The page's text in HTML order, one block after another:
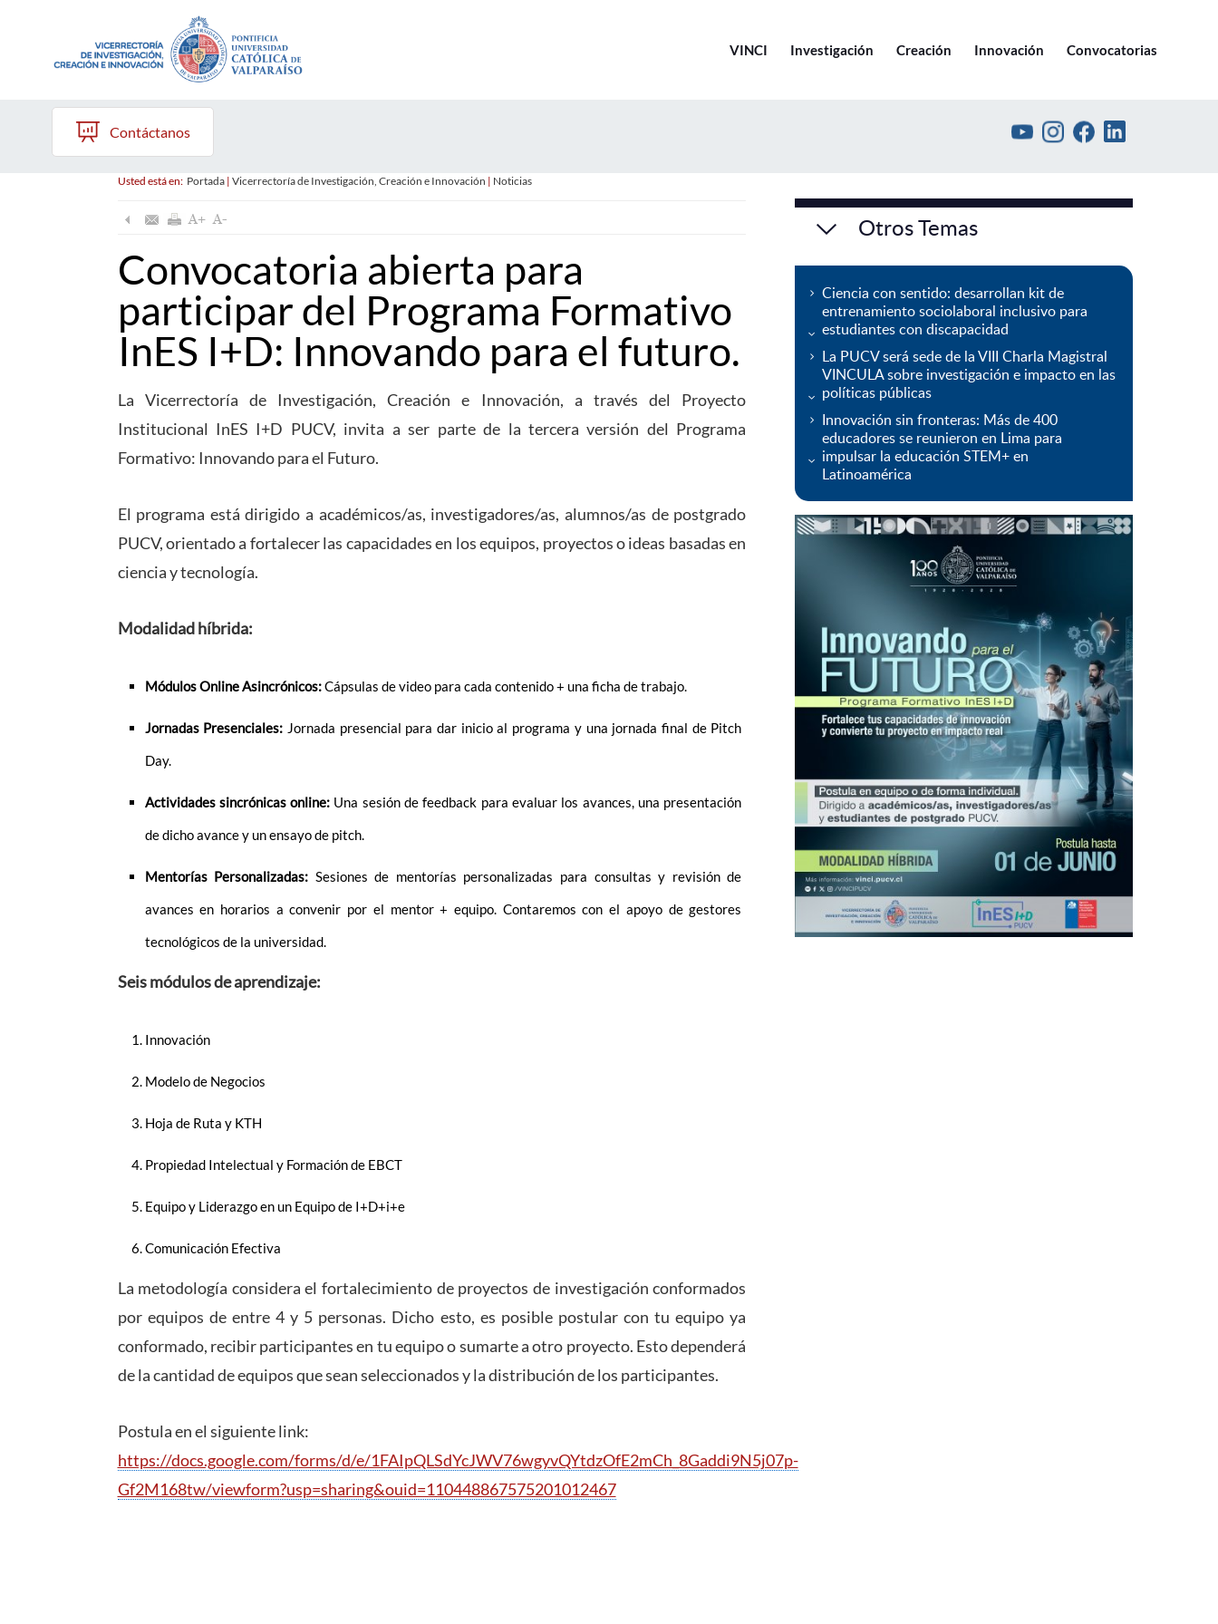
VINCI Investigación Creación Innovación Convocatorias
Contáctanos
Usted está en: Portada| Vicerrectoría de Investigación, Creación e Innovación | Noticias
Convocatoria abierta para
participar del Programa Formativo
InES I+D: Innovando para el futuro.
La Vicerrectoría de Investigación, Creación e Innovación, a través del Proyecto
Institucional InES I+D PUCV, invita a ser parte de la tercera versión del Programa
Formativo: Innovando para el Futuro.
El programa está dirigido a académicos/as, investigadores/as, alumnos/as de postgrado
PUCV, orientado a fortalecer las capacidades en los equipos, proyectos o ideas basadas en
ciencia y tecnología.
Modalidad híbrida:
Módulos Online Asincrónicos:Cápsulas de video para cada contenido + una ficha de trabajo.
Jornadas Presenciales: Jornada presencial para dar inicio al programa y una jornada final de Pitch
Day.
Actividades sincrónicas online: Una sesión de feedback para evaluar los avances, una presentación
de dicho avance y un ensayo de pitch.
Mentorías Personalizadas: Sesiones de mentorías personalizadas para consultas y revisión de
avances en horarios a convenir por el mentor + equipo. Contaremos con el apoyo de gestores
tecnológicos de la universidad.
Seis módulos de aprendizaje:
Innovación
Modelo de Negocios
Hoja de Ruta y KTH
Propiedad Intelectual y Formación de EBCT
Equipo y Liderazgo en un Equipo de I+D+i+e
Comunicación Efectiva
La metodología considera el fortalecimiento de proyectos de investigación conformados
por equipos de entre 4 y 5 personas. Dicho esto, es posible postular con tu equipo ya
conformado, recibir participantes en tu equipo o sumarte a otro proyecto. Esto dependerá
de la cantidad de equipos que sean seleccionados y la distribución de los participantes.
Postula en el siguiente link:
https://docs.google.com/forms/d/e/1FAIpQLSdYcJWV76wgyvQYtdzOfE2mCh_8Gaddi9N5j07p-
Gf2M168tw/viewform?usp=sharing&ouid=110448867575201012467
Otros Temas
Ciencia con sentido: desarrollan kit de
entrenamiento sociolaboral inclusivo para
estudiantes con discapacidad
La PUCV será sede de la VIII Charla Magistral
VINCULA sobre investigación e impacto en las
políticas públicas
Innovación sin fronteras: Más de 400
educadores se reunieron en Lima para
impulsar la educación STEM+ en
Latinoamérica